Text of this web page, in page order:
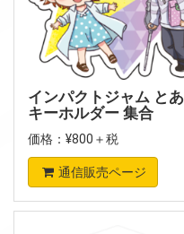
インパクトジャム と
キーホルダー 集合
価格：¥800＋税
通信販売ページ